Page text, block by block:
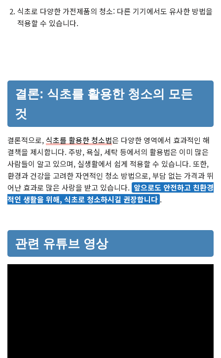
식초로 다양한 가전제품의 청소: 다른 기기에서도 유사한 방법을
적용할 수 있습니다.
결론: 식초를 활용한 청소의 모든
것
결론적으로,식초를 활용한 청소법은 다양한 영역에서 효과적인 해
결책을 제시합니다. 주방, 욕실, 세탁 등에서의 활용법은 이미 많은
사람들이 알고 있으며, 실생활에서 쉽게 적용할 수 있습니다. 또한,
환경과 건강을 고려한 자연적인 청소 방법으로, 부담 없는 가격과 뛰
어난 효과로 많은 사랑을 받고 있습니다. 앞으로도 안전하고 친환경
적인 생활을 위해, 식초로 청소하시길 권장합니다 .
관련 유튜브 영상